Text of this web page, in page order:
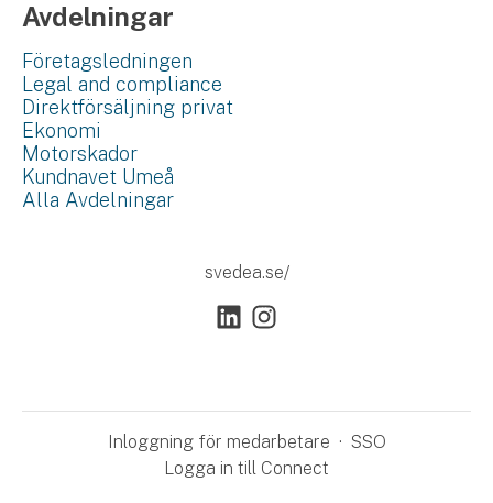
Avdelningar
Företagsledningen
Legal and compliance
Direktförsäljning privat
Ekonomi
Motorskador
Kundnavet Umeå
Alla Avdelningar
svedea.se/
Inloggning för medarbetare · SSO
Logga in till Connect